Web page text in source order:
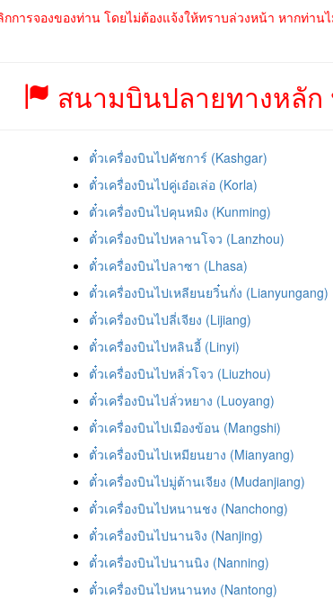
การจองของท่าน โดยไม่ต้องแจ้งให้ทราบล่วงหน้า หากท่า
สนามบินปลายทางหลัก
ตั๋วเครื่องบินไปคัชการ์ (Kashgar)
ตั๋วเครื่องบินไปคู่เอ๋อเล่อ (Korla)
ตั๋วเครื่องบินไปคุนหมิง (Kunming)
ตั๋วเครื่องบินไปหลานโจว (Lanzhou)
ตั๋วเครื่องบินไปลาซา (Lhasa)
ตั๋วเครื่องบินไปเหลียนยวิ๋นกั่ง (Lianyungang)
ตั๋วเครื่องบินไปลี่เจียง (Lijiang)
ตั๋วเครื่องบินไปหลินอี้ (Linyi)
ตั๋วเครื่องบินไปหลิ่วโจว (Liuzhou)
ตั๋วเครื่องบินไปลั่วหยาง (Luoyang)
ตั๋วเครื่องบินไปเมืองข้อน (Mangshi)
ตั๋วเครื่องบินไปเหมียนยาง (Mianyang)
ตั๋วเครื่องบินไปมู่ต้านเจียง (Mudanjiang)
ตั๋วเครื่องบินไปหนานชง (Nanchong)
ตั๋วเครื่องบินไปนานจิง (Nanjing)
ตั๋วเครื่องบินไปนานนิง (Nanning)
ตั๋วเครื่องบินไปหนานทง (Nantong)